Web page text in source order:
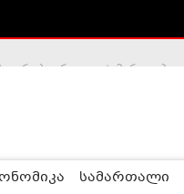
სამართალი